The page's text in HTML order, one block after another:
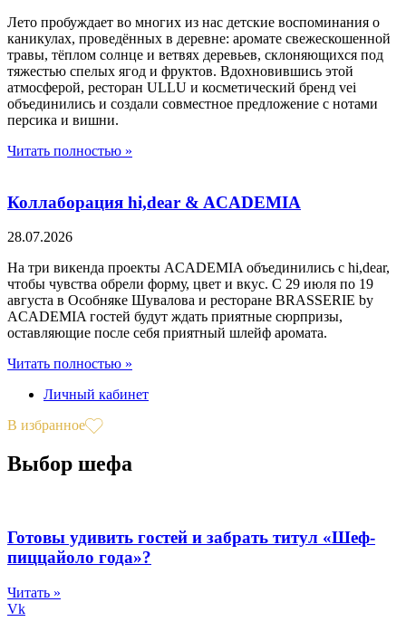
Лето пробуждает во многих из нас детские воспоминания о
каникулах, проведённых в деревне: аромате свежескошенной
травы, тёплом солнце и ветвях деревьев, склоняющихся под
тяжестью спелых ягод и фруктов. Вдохновившись этой
атмосферой, ресторан ULLU и косметический бренд vei
объединились и создали совместное предложение с нотами
персика и вишни.
Читать полностью »
Коллаборация hi,dear & ACADEMIA
28.07.2026
На три викенда проекты ACADEMIA объединились с hi,dear,
чтобы чувства обрели форму, цвет и вкус. С 29 июля по 19
августа в Особняке Шувалова и ресторане BRASSERIE by
ACADEMIA гостей будут ждать приятные сюрпризы,
оставляющие после себя приятный шлейф аромата.
Читать полностью »
Личный кабинет
В избранное
Выбор шефа
Готовы удивить гостей и забрать титул «Шеф-
пиццайоло года»?
Читать »
Vk